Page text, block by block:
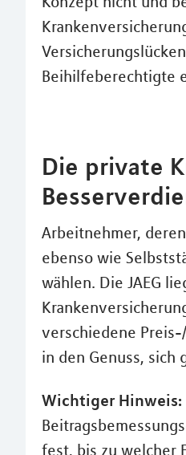
Beihilfeberechtigte
Die private
Arbeitnehmer,
ebenso wie
wählen. Die JAEG
verschiedene
in den Genuss, sich
Wichtiger Hinweis:
fest, bis zu welcher